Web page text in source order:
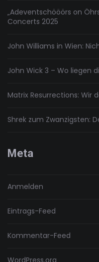
„Adeventschööörs on
Concerts 2025
John Williams in Wien:
John Wick 3 – Wo liegen
Matrix Resurrections: Wir
Shrek zum Zwanzigsten:
Meta
Anmelden
Eintrags-Feed
Kommentar-Feed
WordPress.org